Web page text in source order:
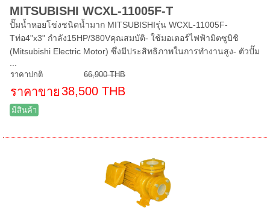
MITSUBISHI WCXL-11005F-T
ปั๊มน้ำหอยโข่งชนิดน้ำมาก MITSUBISHIรุ่น WCXL-11005F-
Tท่อ4"x3" กำลัง15HP/380Vคุณสมบัติ- ใช้มอเตอร์ไฟฟ้ามิตซูบิชิ
(Mitsubishi Electric Motor) ซึ่งมีประสิทธิภาพในการทำงานสูง- ตัวปั๊ม
ราคาปกติ 66,900 THB
ราคาขาย38,500 THB
มีสินค้า